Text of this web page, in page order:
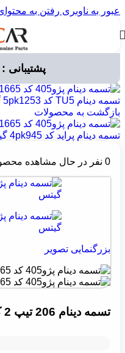
عبور به ناوبری رفتن به
پشتیبانی :قطعات خودرو/ لوازم
تسمه دینام TU5 کد 5pk1253 گیتس
بازگشت به محصولات
تسمه دینام پراید کد 4pk945 گیتس
0 نفر در حال مشاهده
بزرگنمایی تصویر
تسمه دینام 206 تیپ 2 کد 6pk1565 گیتس